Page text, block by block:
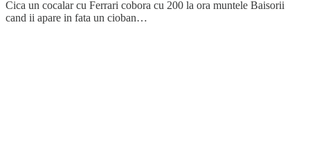
Cica un cocalar cu Ferrari cobora cu 200 la ora muntele Baisorii
cand ii apare in fata un cioban…